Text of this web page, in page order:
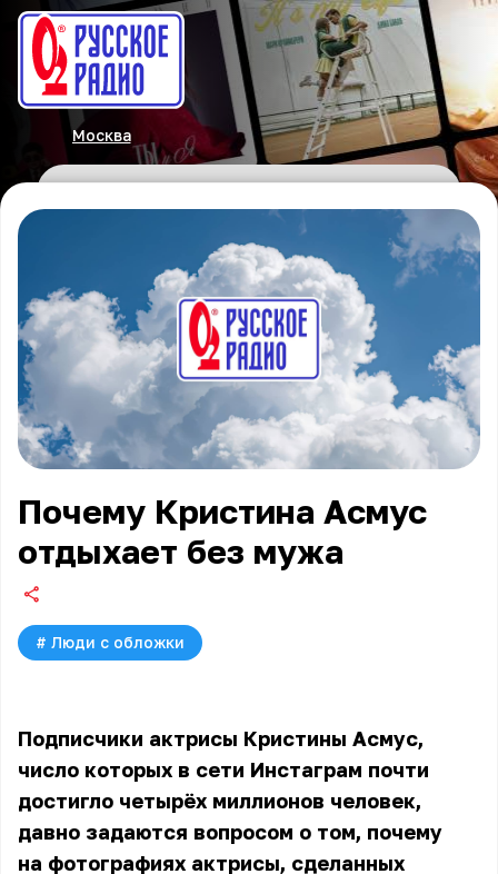
Москва
Почему Кристина Асмус
отдыхает без мужа
# Люди с обложки
Подписчики актрисы Кристины Асмус,
число которых в сети Инстаграм почти
достигло четырёх миллионов человек,
давно задаются вопросом о том, почему
на фотографиях актрисы, сделанных